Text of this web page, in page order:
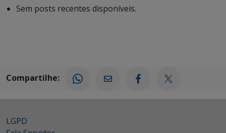
Sem posts recentes disponíveis.
Compartilhe:
LGPD